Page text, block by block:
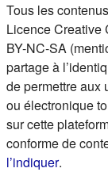
Tous les
Licence Creative
BY-NC-SA
partage à
de permettre aux
ou électronique
sur cette
conforme de
l’indiquer(s'ouvre
.